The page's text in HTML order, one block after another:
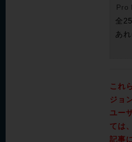
Pro
全
あ
これ
ジョ
ユー
ては
記事